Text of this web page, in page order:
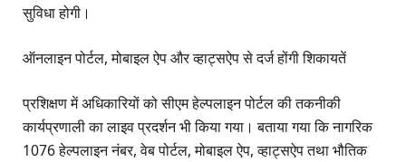
सुविधा होगी।
ऑनलाइन पोर्टल, मोबाइल ऐप और व्हाट्सऐप से दर्ज होंगी शिकायतें
प्रशिक्षण में अधिकारियों को सीएम हेल्पलाइन पोर्टल की तकनीकी
कार्यप्रणाली का लाइव प्रदर्शन भी किया गया। बताया गया कि नागरिक
1076 हेल्पलाइन नंबर, वेब पोर्टल, मोबाइल ऐप, व्हाट्सऐप तथा भौतिक